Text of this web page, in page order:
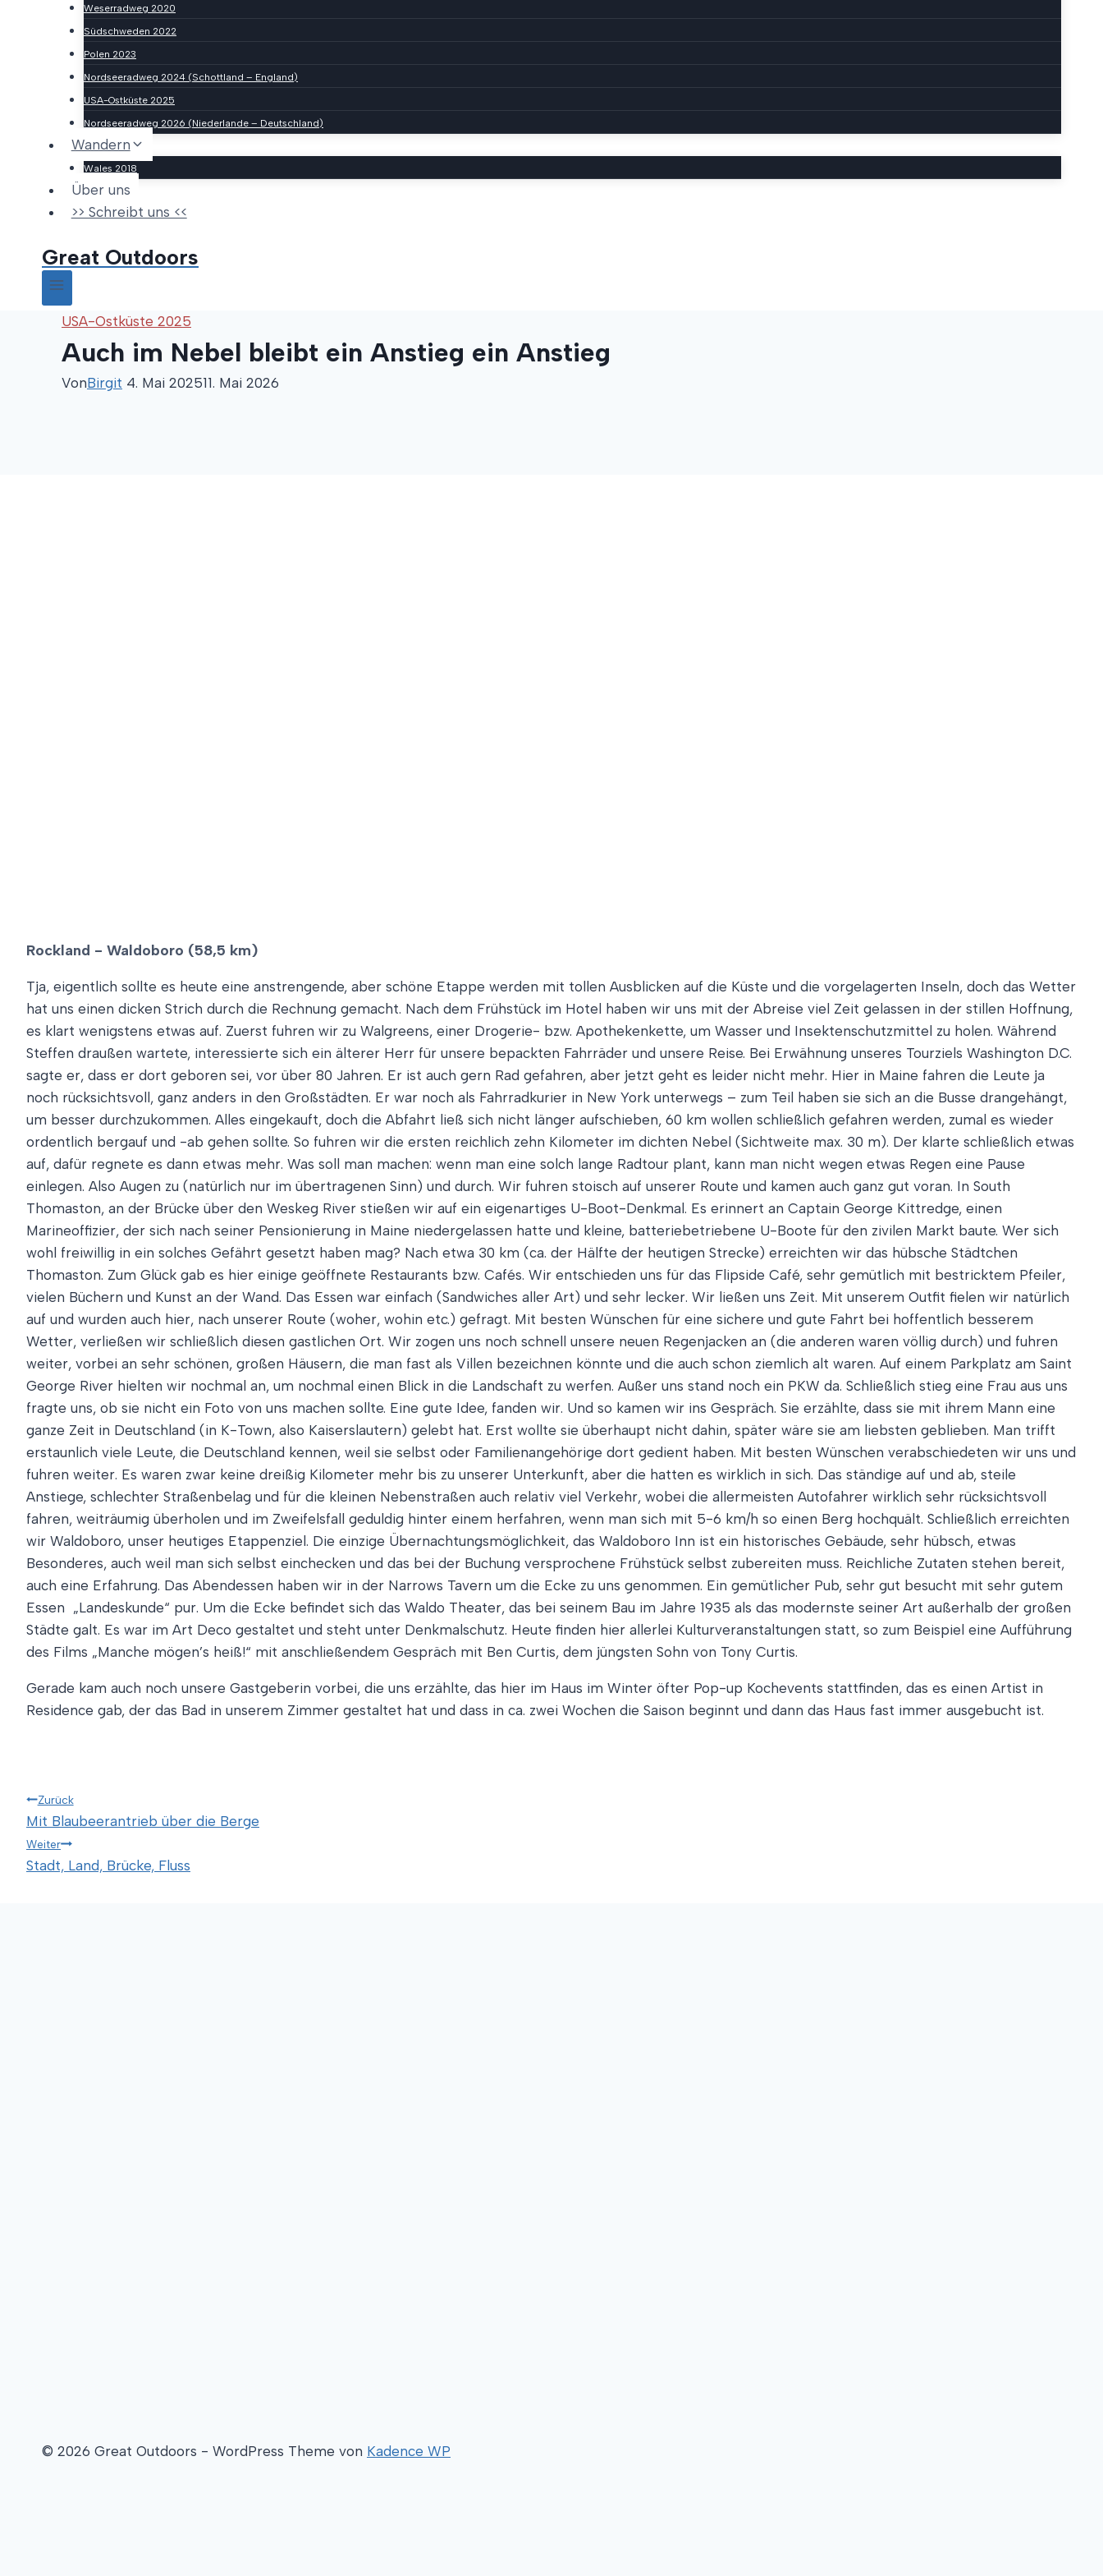
Weserradweg 2020
Südschweden 2022
Polen 2023
Nordseeradweg 2024 (Schottland – England)
USA-Ostküste 2025
Nordseeradweg 2026 (Niederlande – Deutschland)
Wandern
Wales 2018
Über uns
>> Schreibt uns <<
Great Outdoors
USA-Ostküste 2025
Auch im Nebel bleibt ein Anstieg ein Anstieg
VonBirgit 4. Mai 202511. Mai 2026
Rockland ­- Waldoboro (58,5 km)
Tja, eigentlich sollte es heute eine anstrengende, aber schöne Etappe werden mit tollen Ausblicken auf die Küste und die vorgelagerten Inseln, doch das Wetter
hat uns einen dicken Strich durch die Rechnung gemacht. Nach dem Frühstück im Hotel haben wir uns mit der Abreise viel Zeit gelassen in der stillen Hoffnung,
es klart wenigstens etwas auf. Zuerst fuhren wir zu Walgreens, einer Drogerie- bzw. Apothekenkette, um Wasser und Insektenschutzmittel zu holen. Während
Steffen draußen wartete, interessierte sich ein älterer Herr für unsere bepackten Fahrräder und unsere Reise. Bei Erwähnung unseres Tourziels Washington D.C.
sagte er, dass er dort geboren sei, vor über 80 Jahren. Er ist auch gern Rad gefahren, aber jetzt geht es leider nicht mehr. Hier in Maine fahren die Leute ja
noch rücksichtsvoll, ganz anders in den Großstädten. Er war noch als Fahrradkurier in New York unterwegs – zum Teil haben sie sich an die Busse drangehängt,
um besser durchzukommen. Alles eingekauft, doch die Abfahrt ließ sich nicht länger aufschieben, 60 km wollen schließlich gefahren werden, zumal es wieder
ordentlich bergauf und -ab gehen sollte. So fuhren wir die ersten reichlich zehn Kilometer im dichten Nebel (Sichtweite max. 30 m). Der klarte schließlich etwas
auf, dafür regnete es dann etwas mehr. Was soll man machen: wenn man eine solch lange Radtour plant, kann man nicht wegen etwas Regen eine Pause
einlegen. Also Augen zu (natürlich nur im übertragenen Sinn) und durch. Wir fuhren stoisch auf unserer Route und kamen auch ganz gut voran. In South
Thomaston, an der Brücke über den Weskeg River stießen wir auf ein eigenartiges U-Boot-Denkmal. Es erinnert an Captain George Kittredge, einen
Marineoffizier, der sich nach seiner Pensionierung in Maine niedergelassen hatte und kleine, batteriebetriebene U-Boote für den zivilen Markt baute. Wer sich
wohl freiwillig in ein solches Gefährt gesetzt haben mag? Nach etwa 30 km (ca. der Hälfte der heutigen Strecke) erreichten wir das hübsche Städtchen
Thomaston. Zum Glück gab es hier einige geöffnete Restaurants bzw. Cafés. Wir entschieden uns für das Flipside Café, sehr gemütlich mit bestricktem Pfeiler,
vielen Büchern und Kunst an der Wand. Das Essen war einfach (Sandwiches aller Art) und sehr lecker. Wir ließen uns Zeit. Mit unserem Outfit fielen wir natürlich
auf und wurden auch hier, nach unserer Route (woher, wohin etc.) gefragt. Mit besten Wünschen für eine sichere und gute Fahrt bei hoffentlich besserem
Wetter, verließen wir schließlich diesen gastlichen Ort. Wir zogen uns noch schnell unsere neuen Regenjacken an (die anderen waren völlig durch) und fuhren
weiter, vorbei an sehr schönen, großen Häusern, die man fast als Villen bezeichnen könnte und die auch schon ziemlich alt waren. Auf einem Parkplatz am Saint
George River hielten wir nochmal an, um nochmal einen Blick in die Landschaft zu werfen. Außer uns stand noch ein PKW da. Schließlich stieg eine Frau aus uns
fragte uns, ob sie nicht ein Foto von uns machen sollte. Eine gute Idee, fanden wir. Und so kamen wir ins Gespräch. Sie erzählte, dass sie mit ihrem Mann eine
ganze Zeit in Deutschland (in K-Town, also Kaiserslautern) gelebt hat. Erst wollte sie überhaupt nicht dahin, später wäre sie am liebsten geblieben. Man trifft
erstaunlich viele Leute, die Deutschland kennen, weil sie selbst oder Familienangehörige dort gedient haben. Mit besten Wünschen verabschiedeten wir uns und
fuhren weiter. Es waren zwar keine dreißig Kilometer mehr bis zu unserer Unterkunft, aber die hatten es wirklich in sich. Das ständige auf und ab, steile
Anstiege, schlechter Straßenbelag und für die kleinen Nebenstraßen auch relativ viel Verkehr, wobei die allermeisten Autofahrer wirklich sehr rücksichtsvoll
fahren, weiträumig überholen und im Zweifelsfall geduldig hinter einem herfahren, wenn man sich mit 5-6 km/h so einen Berg hochquält. Schließlich erreichten
wir Waldoboro, unser heutiges Etappenziel. Die einzige Übernachtungsmöglichkeit, das Waldoboro Inn ist ein historisches Gebäude, sehr hübsch, etwas
Besonderes, auch weil man sich selbst einchecken und das bei der Buchung versprochene Frühstück selbst zubereiten muss. Reichliche Zutaten stehen bereit,
auch eine Erfahrung. Das Abendessen haben wir in der Narrows Tavern um die Ecke zu uns genommen. Ein gemütlicher Pub, sehr gut besucht mit sehr gutem
Essen ­ „Landeskunde“ pur. Um die Ecke befindet sich das Waldo Theater, das bei seinem Bau im Jahre 1935 als das modernste seiner Art außerhalb der großen
Städte galt. Es war im Art Deco gestaltet und steht unter Denkmalschutz. Heute finden hier allerlei Kulturveranstaltungen statt, so zum Beispiel eine Aufführung
des Films „Manche mögen’s heiß!“ mit anschließendem Gespräch mit Ben Curtis, dem jüngsten Sohn von Tony Curtis.
Gerade kam auch noch unsere Gastgeberin vorbei, die uns erzählte, das hier im Haus im Winter öfter Pop-up Kochevents stattfinden, das es einen Artist in
Residence gab, der das Bad in unserem Zimmer gestaltet hat und dass in ca. zwei Wochen die Saison beginnt und dann das Haus fast immer ausgebucht ist.
Beitragsnavigation
Zurück
Mit Blaubeerantrieb über die Berge
Weiter
Stadt, Land, Brücke, Fluss
© 2026 Great Outdoors - WordPress Theme von Kadence WP